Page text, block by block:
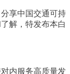
享中国交通可持
解，特发布本白
内服务高质量发